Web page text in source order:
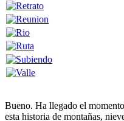
Bueno. Ha llegado el
esta historia de montañas,